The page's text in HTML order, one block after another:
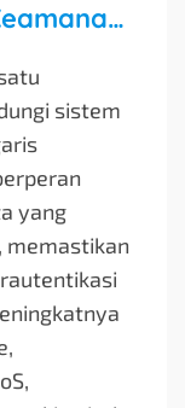
Firewall Jaringan dan Keamanan Siber yang Efektif
sistem
yang
memastikan